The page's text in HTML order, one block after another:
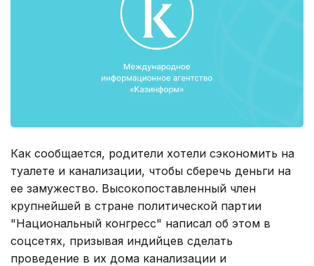
Как сообщается, родители хотели сэкономить на
туалете и канализации, чтобы сберечь деньги на
ее замужество. Высокопоставленный член
крупнейшей в стране политической партии
"Национальный конгресс" написал об этом в
соцсетях, призывая индийцев сделать
проведение в их дома канализации и